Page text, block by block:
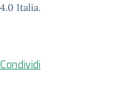
Italia.